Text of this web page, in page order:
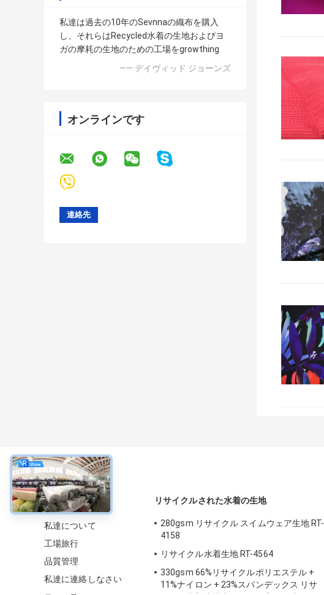
私達は過去の10年のSevnnaの織布を購入
し、それらはRecycled水着の生地およびヨ
ガの摩耗の生地のための工場をgrowthing
—— デイヴィッド ジョーンズ
オンラインです
について
私達について
工場旅行
品質管理
私達に連絡しなさい
リサイクルされた水着の生地
280gsm リサイクル スイムウェア生地 RT-
4158
リサイクル水着生地 RT-4564
330gsm 66%リサイクルポリエステル +
11%ナイロン + 23%スパンデックス リサ